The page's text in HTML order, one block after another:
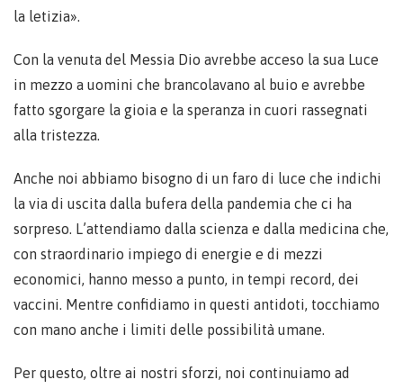
la letizia».
Con la venuta del Messia Dio avrebbe acceso la sua Luce
in mezzo a uomini che brancolavano al buio e avrebbe
fatto sgorgare la gioia e la speranza in cuori rassegnati
alla tristezza.
Anche noi abbiamo bisogno di un faro di luce che indichi
la via di uscita dalla bufera della pandemia che ci ha
sorpreso. L’attendiamo dalla scienza e dalla medicina che,
con straordinario impiego di energie e di mezzi
economici, hanno messo a punto, in tempi record, dei
vaccini. Mentre confidiamo in questi antidoti, tocchiamo
con mano anche i limiti delle possibilità umane.
Per questo, oltre ai nostri sforzi, noi continuiamo ad